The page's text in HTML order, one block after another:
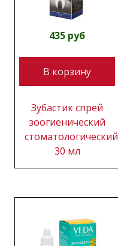
435 руб
В корзину
Зубастик спрей
зоогиенический
стоматологический
30 мл